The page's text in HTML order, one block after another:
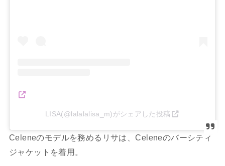
LISA(@lalalalisa_m)がシェアした投稿
Celeneのモデルを務めるリサは、Celeneのバーシティ
ジャケットを着用。